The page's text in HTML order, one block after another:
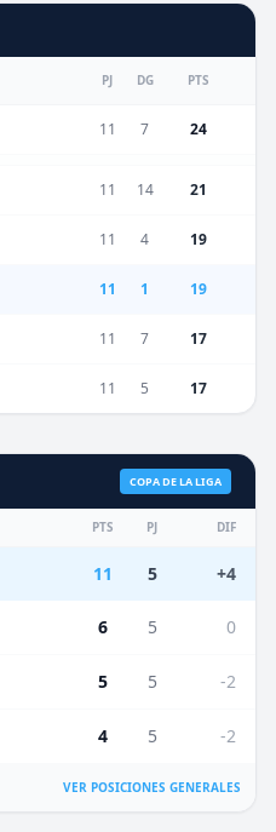
PJ DG PTS
11 7 24
11 14 21
11 4 19
11 1 19
11 7 17
11 5 17
COPA DE LA LIGA
PTS PJ DIF
11 5 +4
6 5 0
5 5 -2
4 5 -2
VER POSICIONES GENERALES